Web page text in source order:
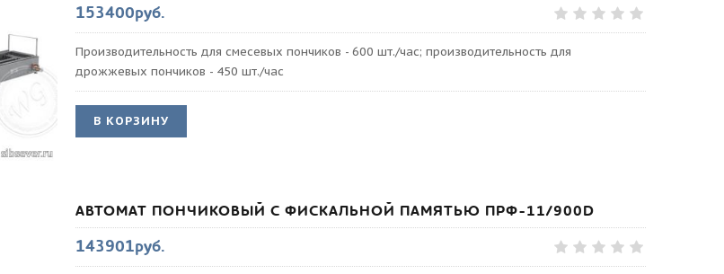
153400руб.
Производительность для смесевых пончиков - 600 шт./час; производительность для
дрожжевых пончиков - 450 шт./час
В КОРЗИНУ
АВТОМАТ ПОНЧИКОВЫЙ С ФИСКАЛЬНОЙ ПАМЯТЬЮ ПРФ-11/900D
143901руб.